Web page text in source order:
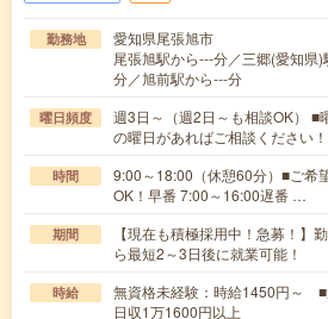
勤務地
愛知県尾張旭市
尾張旭駅から---分／三郷(愛知県
分／旭前駅から---分
曜日頻度
週3日～（週2日～も相談OK） ■
の曜日があればご相談ください！
時間
9:00～18:00（休憩60分）■ご希
OK！早番 7:00～16:00遅番 …
期間
【現在も積極採用中！急募！】
ら最短2～3日後に就業可能！
時給
無資格未経験：時給1450円～
日収1万1600円以上